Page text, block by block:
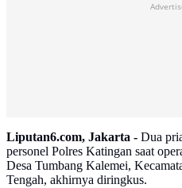
Liputan6.com, Jakarta - Dua
personel Polres Katingan saat
Desa Tumbang Kalemei,
Tengah, akhirnya diringkus.